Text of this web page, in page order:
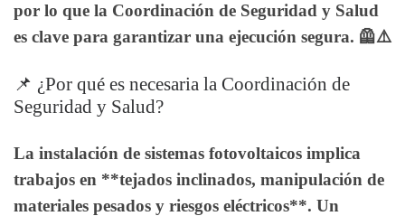
por lo que la Coordinación de Seguridad y Salud
es clave para garantizar una ejecución segura. 🦺⚠️
📌 ¿Por qué es necesaria la Coordinación de
Seguridad y Salud?
La instalación de sistemas fotovoltaicos implica
trabajos en **tejados inclinados, manipulación de
materiales pesados y riesgos eléctricos**. Un